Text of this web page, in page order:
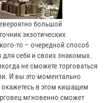
большой
экзотических
то – очередной способ
для себя и своих знакомых.
не сможете торговаться
И вы это моментально
окажетесь в этом кишащем
мгновенно сможет